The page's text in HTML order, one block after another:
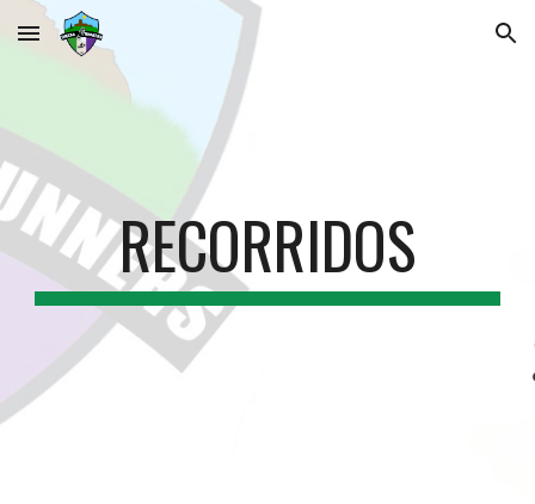
Skip to main content Skip to navigation
RECORRIDOS